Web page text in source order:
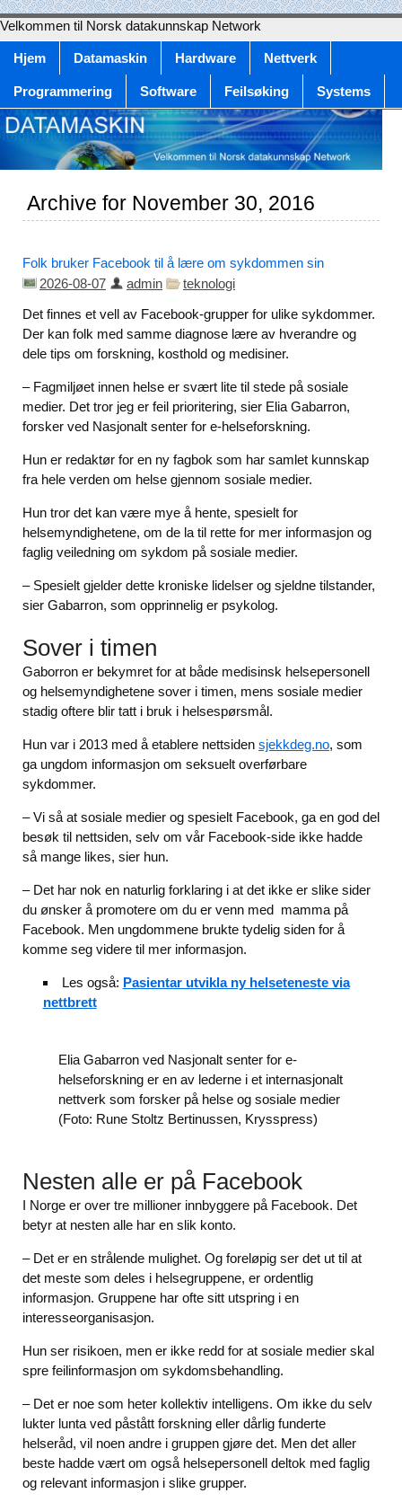
Velkommen til Norsk datakunnskap Network
Hjem Datamaskin Hardware Nettverk
Programmering Software Feilsøking Systems
Archive for November 30, 2016
Folk bruker Facebook til å lære om sykdommen sin
2026-08-07
admin
teknologi
Det finnes et vell av Facebook-grupper for ulike sykdommer.
Der kan folk med samme diagnose lære av hverandre og
dele tips om forskning, kosthold og medisiner.
– Fagmiljøet innen helse er svært lite til stede på sosiale
medier. Det tror jeg er feil prioritering, sier Elia Gabarron,
forsker ved Nasjonalt senter for e-helseforskning.
Hun er redaktør for en ny fagbok som har samlet kunnskap
fra hele verden om helse gjennom sosiale medier.
Hun tror det kan være mye å hente, spesielt for
helsemyndighetene, om de la til rette for mer informasjon og
faglig veiledning om sykdom på sosiale medier.
– Spesielt gjelder dette kroniske lidelser og sjeldne tilstander,
sier Gabarron, som opprinnelig er psykolog.
Sover i timen
Gaborron er bekymret for at både medisinsk helsepersonell
og helsemyndighetene sover i timen, mens sosiale medier
stadig oftere blir tatt i bruk i helsespørsmål.
Hun var i 2013 med å etablere nettsiden sjekkdeg.no, som
ga ungdom informasjon om seksuelt overførbare
sykdommer.
– Vi så at sosiale medier og spesielt Facebook, ga en god del
besøk til nettsiden, selv om vår Facebook-side ikke hadde
så mange likes, sier hun.
– Det har nok en naturlig forklaring i at det ikke er slike sider
du ønsker å promotere om du er venn med mamma på
Facebook. Men ungdommene brukte tydelig siden for å
komme seg videre til mer informasjon.
Les også: Pasientar utvikla ny helseteneste via
nettbrett
Elia Gabarron ved Nasjonalt senter for e-
helseforskning er en av lederne i et internasjonalt
nettverk som forsker på helse og sosiale medier
(Foto: Rune Stoltz Bertinussen, Krysspress)
Nesten alle er på Facebook
I Norge er over tre millioner innbyggere på Facebook. Det
betyr at nesten alle har en slik konto.
– Det er en strålende mulighet. Og foreløpig ser det ut til at
det meste som deles i helsegruppene, er ordentlig
informasjon. Gruppene har ofte sitt utspring i en
interesseorganisasjon.
Hun ser risikoen, men er ikke redd for at sosiale medier skal
spre feilinformasjon om sykdomsbehandling.
– Det er noe som heter kollektiv intelligens. Om ikke du selv
lukter lunta ved påstått forskning eller dårlig funderte
helseråd, vil noen andre i gruppen gjøre det. Men det aller
beste hadde vært om også helsepersonell deltok med faglig
og relevant informasjon i slike grupper.